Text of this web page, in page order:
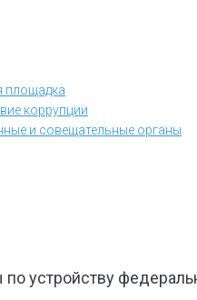
площадка
коррупции
и совещательные органы
устройству